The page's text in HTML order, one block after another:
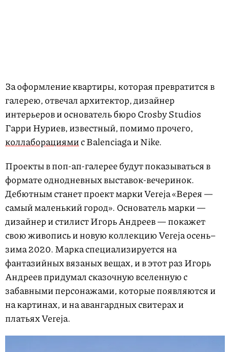
За оформление квартиры, которая превратится в
галерею, отвечал архитектор, дизайнер
интерьеров и основатель бюро Crosby Studios
Гарри Нуриев, известный, помимо прочего,
коллаборациямис Balenciaga и Nike.
Проекты в поп-ап-галерее будут показываться в
формате однодневных выставок-вечеринок.
Дебютным станет проект марки Vereja «Верея —
самый маленький город». Основатель марки —
дизайнер и стилист Игорь Андреев — покажет
свою живопись и новую коллекцию Vereja осень–
зима 2020. Марка специализируется на
фантазийных вязаных вещах, и в этот раз Игорь
Андреев придумал сказочную вселенную с
забавными персонажами, которые появляются и
на картинах, и на авангардных свитерах и
платьях Vereja.